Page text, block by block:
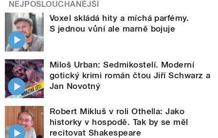
NEJPOSLOUCHANĚJŠÍ
Voxel skládá hity a míchá parfémy.
S jednou vůní ale marně bojuje
Miloš Urban: Sedmikostelí. Moderní
gotický krimi román čtou Jiří Schwarz a
Jan Novotný
Robert Mikluš v roli Othella: Jako
historky v hospodě. Tak by se měl
recitovat Shakespeare